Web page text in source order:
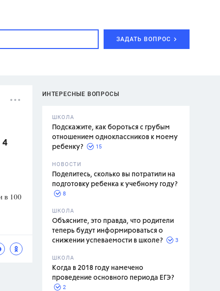
ЗАДАТЬ ВОПРОС
ИНТЕРЕСНЫЕ ВОПРОСЫ
ШКОЛА
Подскажите, как бороться с грубым
отношением одноклассников к моему
ребенку?
15
НОВОСТИ
Поделитесь, сколько вы потратили на
подготовку ребенка к учебному году?
8
ШКОЛА
Объясните, это правда, что родители
теперь будут информироваться о
снижении успеваемости в школе?
3
ШКОЛА
Когда в 2018 году намечено
проведение основного периода ЕГЭ?
2
4
в 100